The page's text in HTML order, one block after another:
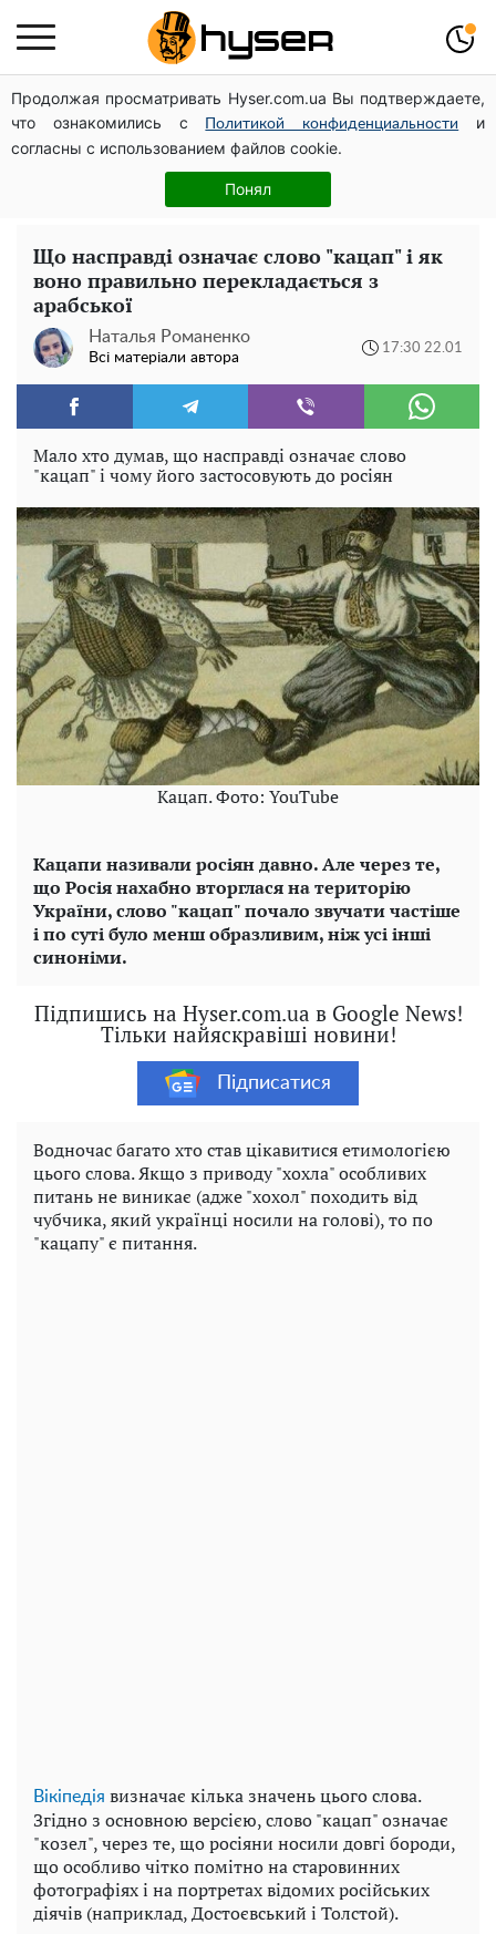
Продолжая просматривать Hyser.com.ua Вы подтверждаете,
что ознакомились с
Политикой конфиденциальности
и
согласны с использованием файлов cookie.
Понял
Українська авіатранспортна асоціація звернулася до
Мінфіну із закликом уніфікувати оподаткування
авіалізингу
Олена Тополя злив відео – це далеко не все: фронтмен
"Антитіла" Тарас Тополя став наступним
Що насправді означає слово "кацап" і як
воно правильно перекладається з
арабської
Наталья Романенко
Всі матеріали автора
17:30 22.01
Мало хто думав, що насправді означає слово
"кацап" і чому його застосовують до росіян
Кацап. Фото: YouTube
Кацапи називали росіян давно. Але через те,
що Росія нахабно вторглася на територію
України, слово "кацап" почало звучати частіше
і по суті було менш образливим, ніж усі інші
синоніми.
Підпишись на Hyser.com.ua в Google News!
Тільки найяскравіші новини!
Підписатися
Водночас багато хто став цікавитися етимологією
цього слова. Якщо з приводу "хохла" особливих
питань не виникає (адже "хохол" походить від
чубчика, який українці носили на голові), то по
"кацапу" є питання.
Вікіпедія визначає кілька значень цього слова.
Згідно з основною версією, слово "кацап" означає
"козел", через те, що росіяни носили довгі бороди,
що особливо чітко помітно на старовинних
фотографіях і на портретах відомих російських
діячів (наприклад, Достоєвський і Толстой).